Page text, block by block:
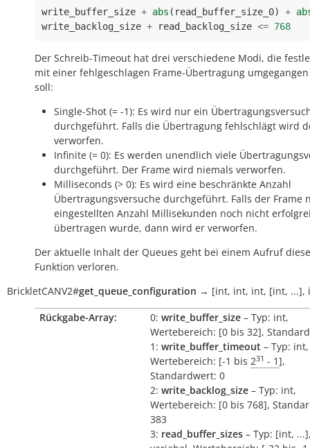
write_buffer_size + abs ( read_buffer_size_0) +
write_backlog_size + read_backlog_size <= 768
Der Schreib-Timeout hat drei verschiedene Modi, die
mit einer fehlgeschlagen Frame-Übertragung
soll:
Single-Shot (= -1): Es wird nur ein
durchgeführt. Falls die Übertragung fehlschlägt wird
verworfen.
Infinite (= 0): Es werden unendlich viele
durchgeführt. Der Frame wird niemals verworfen.
Milliseconds (> 0): Es wird eine beschränkte Anzahl
Übertragungsversuche durchgeführt. Falls der Frame
eingestellten Anzahl Millisekunden noch nicht
übertragen wurde, dann wird er verworfen.
Der aktuelle Inhalt der Queues geht bei einem Aufruf
Funktion verloren.
BrickletCANV2#get_queue_configuration → [int, int, int, [int, ...],
Rückgabe-Array:
0: write_buffer_size – Typ: int,
Wertebereich: [0 bis 32],
1: write_buffer_timeout – Typ: int,
Wertebereich: [-1 bis 231 - 1],
Standardwert: 0
2: write_backlog_size – Typ: int,
Wertebereich: [0 bis 768],
383
3: read_buffer_sizes – Typ: [int,